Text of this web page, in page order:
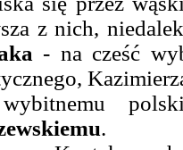
z nich,
- na cześć
.